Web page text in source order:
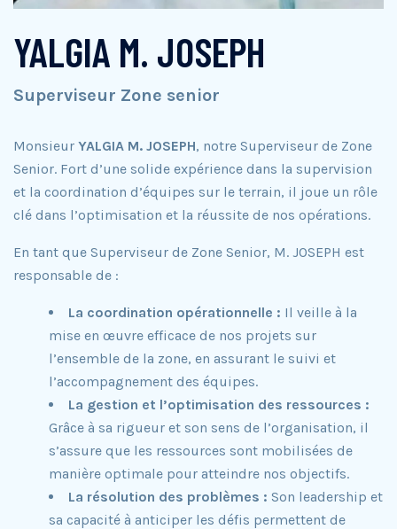
YALGIA M. JOSEPH
Superviseur Zone senior
Monsieur YALGIA M. JOSEPH, notre Superviseur de Zone
Senior. Fort d’une solide expérience dans la supervision
et la coordination d’équipes sur le terrain, il joue un rôle
clé dans l’optimisation et la réussite de nos opérations.
En tant que Superviseur de Zone Senior, M. JOSEPH est
responsable de :
La coordination opérationnelle : Il veille à la
mise en œuvre efficace de nos projets sur
l’ensemble de la zone, en assurant le suivi et
l’accompagnement des équipes.
La gestion et l’optimisation des ressources :
Grâce à sa rigueur et son sens de l’organisation, il
s’assure que les ressources sont mobilisées de
manière optimale pour atteindre nos objectifs.
La résolution des problèmes : Son leadership et
sa capacité à anticiper les défis permettent de